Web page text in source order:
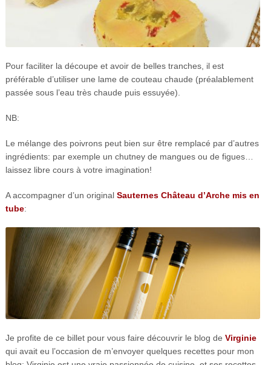
Pour faciliter la découpe et avoir de belles tranches, il est
préférable d’utiliser une lame de couteau chaude (préalablement
passée sous l’eau très chaude puis essuyée).
NB:
Le mélange des poivrons peut bien sur être remplacé par d’autres
ingrédients: par exemple un chutney de mangues ou de figues…
laissez libre cours à votre imagination!
A accompagner d’un original Sauternes Château d’Arche mis en
tube:
Je profite de ce billet pour vous faire découvrir le blog de Virginie
qui avait eu l’occasion de m’envoyer quelques recettes pour mon